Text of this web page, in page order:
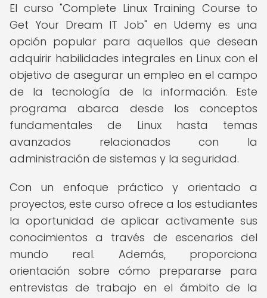
El curso "Complete Linux Training Course to
Get Your Dream IT Job" en Udemy es una
opción popular para aquellos que desean
adquirir habilidades integrales en Linux con el
objetivo de asegurar un empleo en el campo
de la tecnología de la información. Este
programa abarca desde los conceptos
fundamentales de Linux hasta temas
avanzados relacionados con la
administración de sistemas y la seguridad.
Con un enfoque práctico y orientado a
proyectos, este curso ofrece a los estudiantes
la oportunidad de aplicar activamente sus
conocimientos a través de escenarios del
mundo real. Además, proporciona
orientación sobre cómo prepararse para
entrevistas de trabajo en el ámbito de la